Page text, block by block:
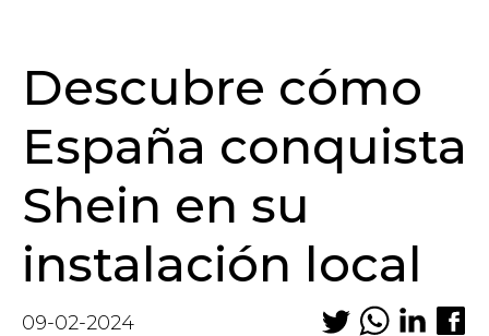
Descubre cómo
España conquista
Shein en su
instalación local
09-02-2024